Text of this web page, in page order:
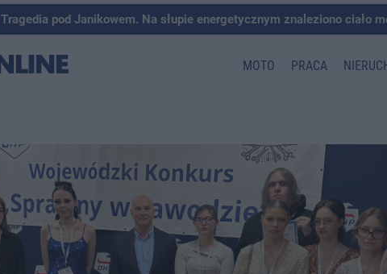
Tragedia pod Janikowem. Na słupie energetycznym znaleziono ciało
MOTO PRACA